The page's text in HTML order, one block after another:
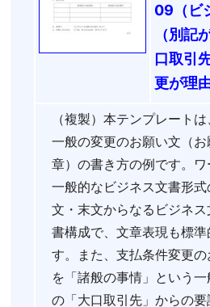
09（ビ
（別記
口取引
更が理由
（複製）本テンプレート
一般の変更のお願い文（
章）の書き方の例です。
一般的なビジネス文書形
文・末文からなるビジネ
書構成で、文章表現も標
す。また、支払条件変更
を「諸般の事情」という
の「大口取引先」からの